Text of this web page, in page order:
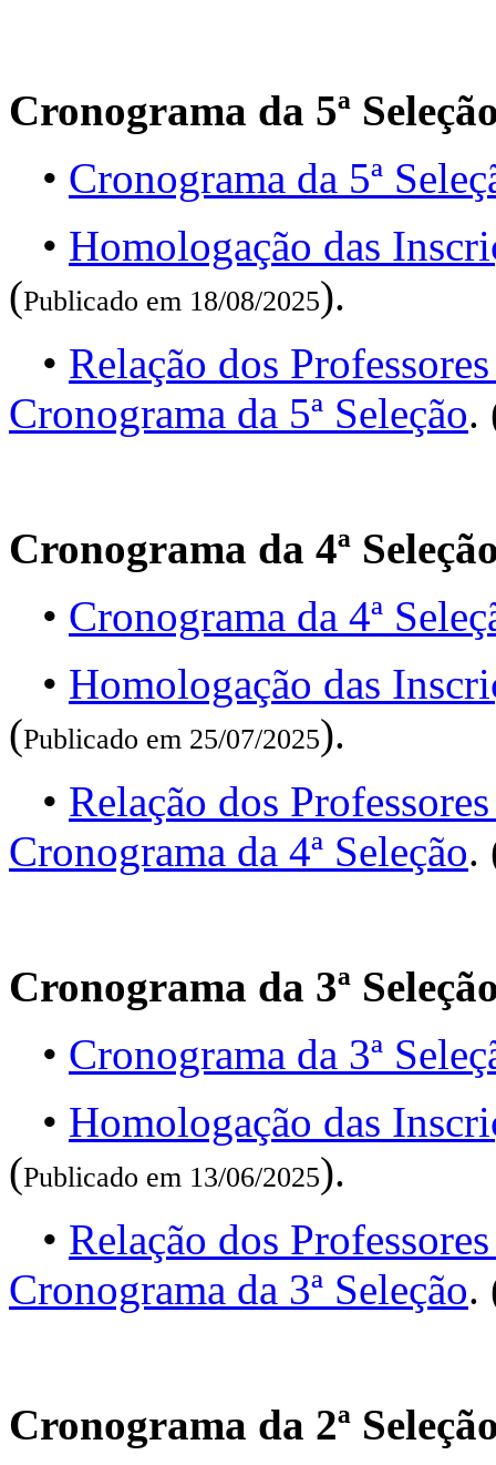
Cronograma da 5ª
• Cronograma da 5ª
• Homologação das
(Publicado em 18/08/2025).
• Relação dos
Cronograma da 5ª Seleção.
Cronograma da 4ª
• Cronograma da 4ª
• Homologação das
(Publicado em 25/07/2025).
• Relação dos
Cronograma da 4ª Seleção.
Cronograma da 3ª
• Cronograma da 3ª
• Homologação das
(Publicado em 13/06/2025).
• Relação dos
Cronograma da 3ª Seleção.
Cronograma da 2ª